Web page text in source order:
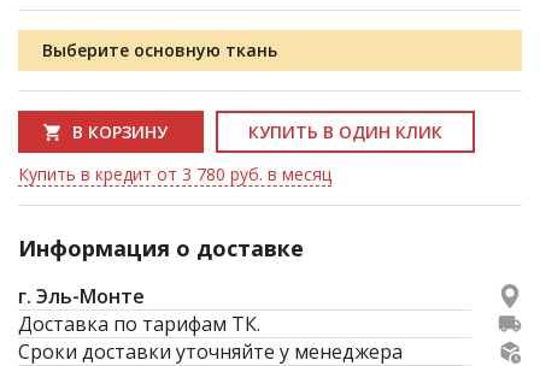
Выберите основную ткань
В КОРЗИНУ
КУПИТЬ В ОДИН КЛИК
Купить в кредит от 3 780 руб. в месяц
Информация о доставке
г. Эль-Монте
Доставка по тарифам ТК.
Сроки доставки уточняйте у менеджера